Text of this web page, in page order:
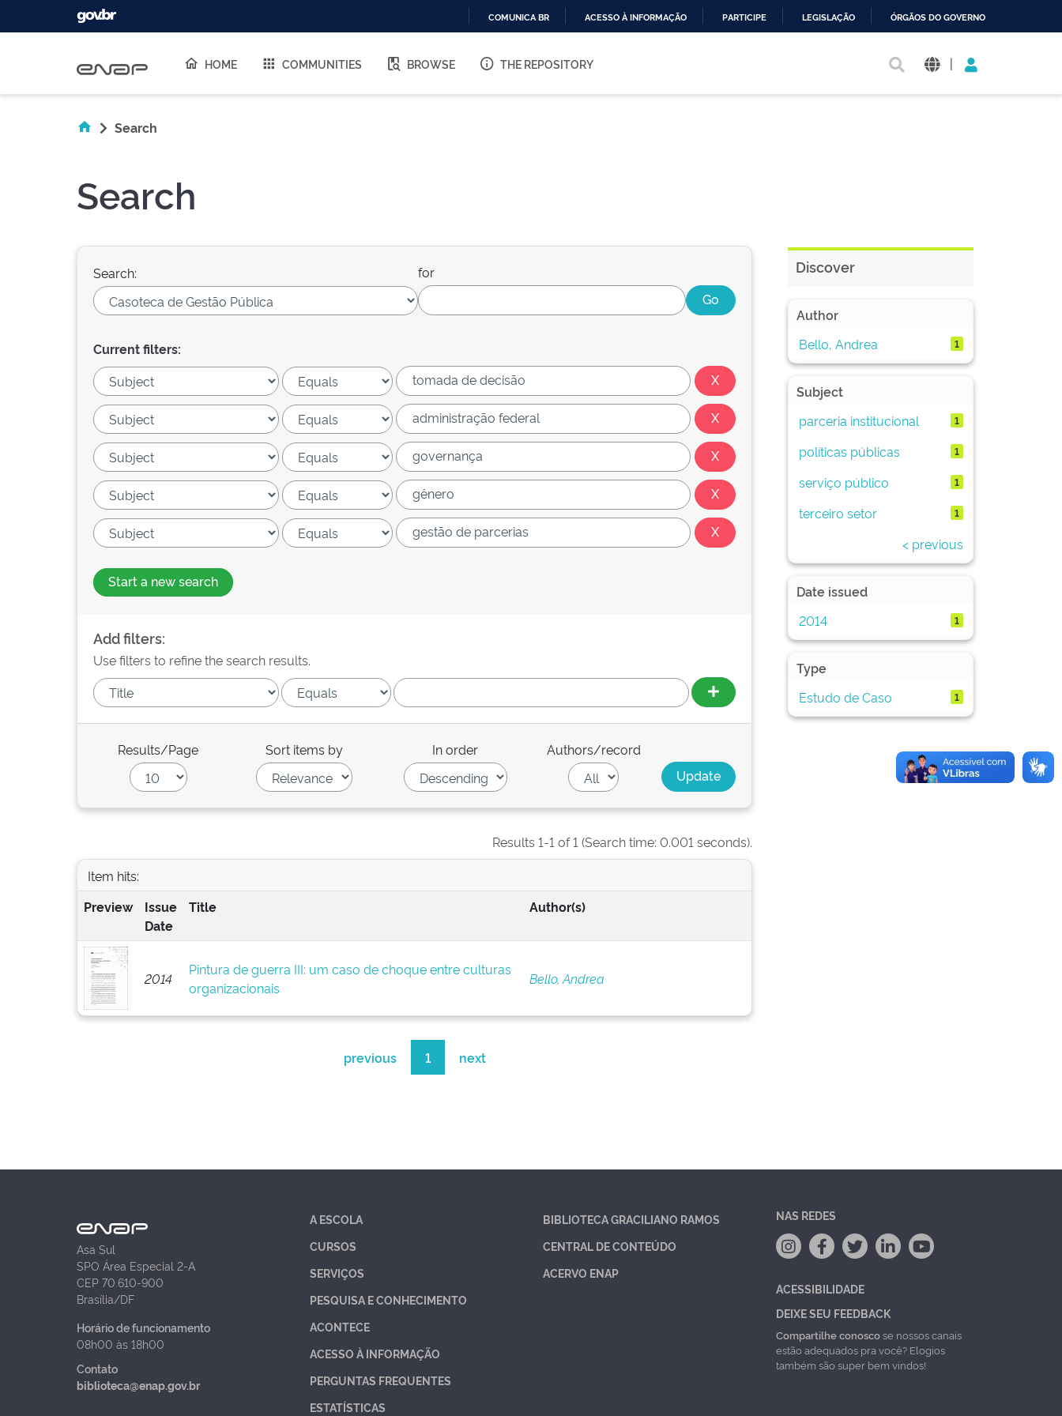
O
COMUNICA BR ACESSO À INFORMAÇÃO PARTICIPE LEGISLAÇÃO ÓRGÃOS DO GOVERNO
HOME COMMUNITIES BROWSE THE REPOSITORY |
Search
Search
Search: for
Current filters:
Start a new search
Add filters:
Use filters to refine the search results.
Results/Page Sort items by In order Authors/record
Results 1-1 of 1 (Search time: 0.001 seconds).
Item hits:
Preview
Issue
Date
Title Author(s)
2014
Pintura de guerra III: um caso de choque entre culturas
organizacionais
Bello, Andrea
previous 1 next
Discover
Author
Bello, Andrea
1
Subject
parceria institucional
1
políticas públicas 1
serviço público 1
terceiro setor 1
< previous
Date issued
2014
1
Type
Estudo de Caso
1
Asa Sul
SPO Área Especial 2-A
CEP 70.610-900
Brasília/DF
Horário de funcionamento
08h00 às 18h00
Contato
biblioteca@enap.gov.br
A ESCOLA
CURSOS
SERVIÇOS
PESQUISA E CONHECIMENTO
ACONTECE
ACESSO À INFORMAÇÃO
PERGUNTAS FREQUENTES
ESTATÍSTICAS
BIBLIOTECA GRACILIANO RAMOS
CENTRAL DE CONTEÚDO
ACERVO ENAP
NAS REDES
ACESSIBILIDADE
DEIXE SEU FEEDBACK
Compartilhe conoscose nossos canais
estão adequados pra você? Elogios
também são super bem vindos!